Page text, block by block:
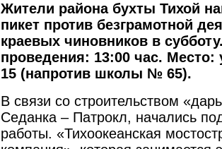
Жители района бухты Тихой
пикет против безграмотной
краевых чиновников в
проведения: 13:00 час. Место:
15 (напротив школы № 65).
В связи со строительством
Седанка – Патрокл, начались
работы. «Тихоокеанская